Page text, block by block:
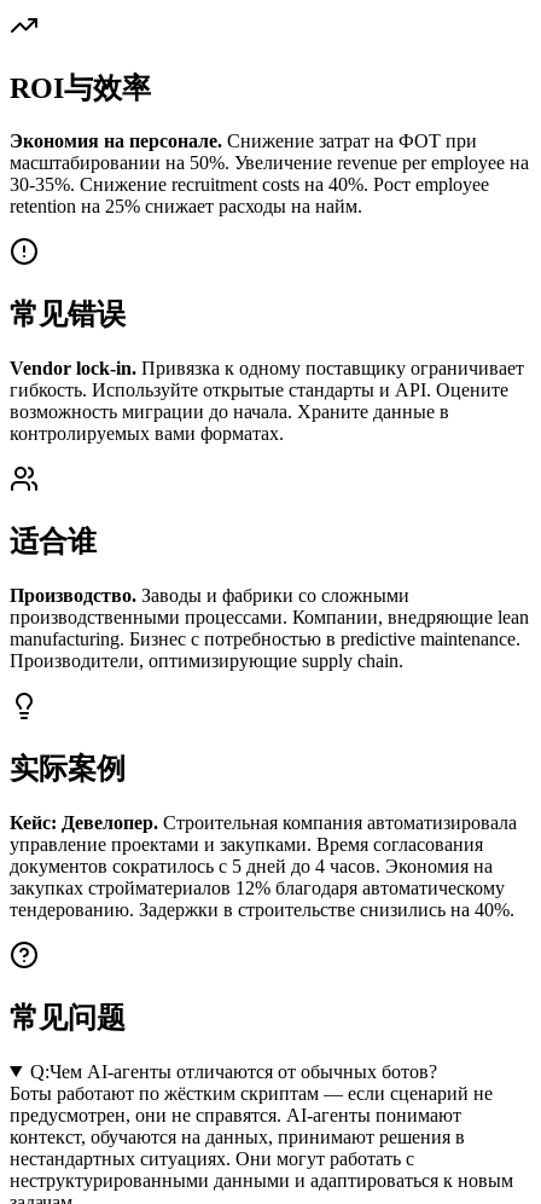
ROI与效率
Экономия на персонале. Снижение затрат на ФОТ при
масштабировании на 50%. Увеличение revenue per employee на
30-35%. Снижение recruitment costs на 40%. Рост employee
retention на 25% снижает расходы на найм.
常见错误
Vendor lock-in. Привязка к одному поставщику ограничивает
гибкость. Используйте открытые стандарты и API. Оцените
возможность миграции до начала. Храните данные в
контролируемых вами форматах.
适合谁
Производство. Заводы и фабрики со сложными
производственными процессами. Компании, внедряющие lean
manufacturing. Бизнес с потребностью в predictive maintenance.
Производители, оптимизирующие supply chain.
实际案例
Кейс: Девелопер. Строительная компания автоматизировала
управление проектами и закупками. Время согласования
документов сократилось с 5 дней до 4 часов. Экономия на
закупках стройматериалов 12% благодаря автоматическому
тендерованию. Задержки в строительстве снизились на 40%.
常见问题
Q:Чем AI-агенты отличаются от обычных ботов?
Боты работают по жёстким скриптам — если сценарий не
предусмотрен, они не справятся. AI-агенты понимают
контекст, обучаются на данных, принимают решения в
нестандартных ситуациях. Они могут работать с
неструктурированными данными и адаптироваться к новым